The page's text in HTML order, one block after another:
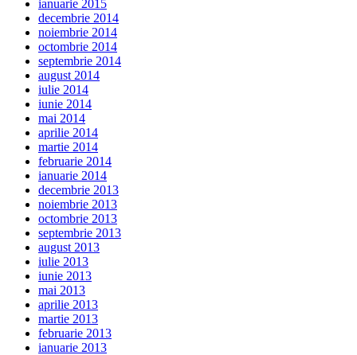
ianuarie 2015
decembrie 2014
noiembrie 2014
octombrie 2014
septembrie 2014
august 2014
iulie 2014
iunie 2014
mai 2014
aprilie 2014
martie 2014
februarie 2014
ianuarie 2014
decembrie 2013
noiembrie 2013
octombrie 2013
septembrie 2013
august 2013
iulie 2013
iunie 2013
mai 2013
aprilie 2013
martie 2013
februarie 2013
ianuarie 2013